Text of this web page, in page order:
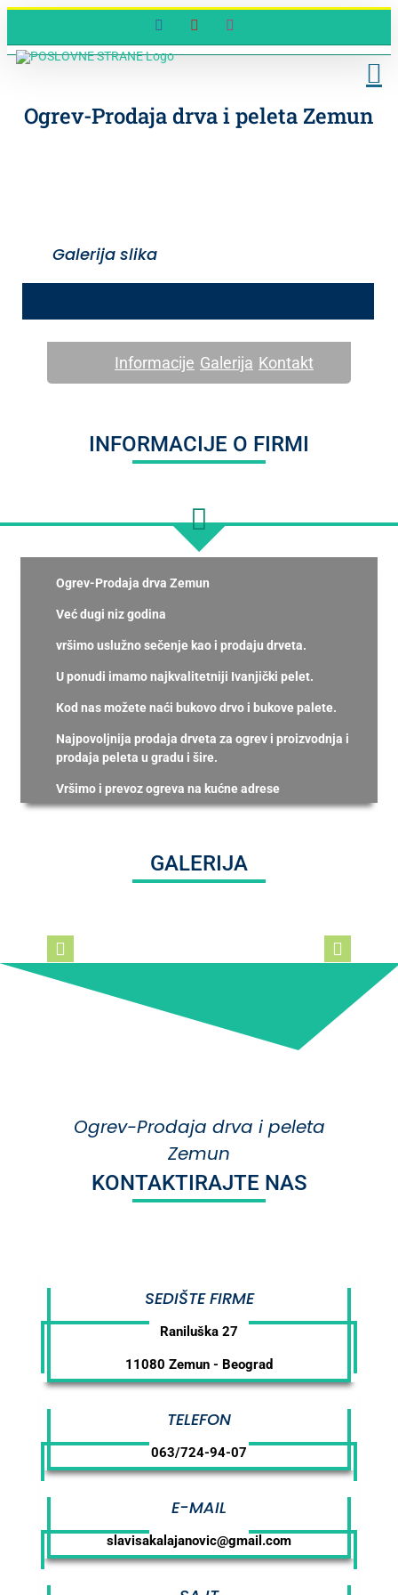
content
FacebookYouTube
Ogrev-Prodaja drva i peleta Zemun
Galerija slika
Informacije Galerija Kontakt
INFORMACIJE O FIRMI
Ogrev-Prodaja drva Zemun
Već dugi niz godina
vršimo uslužno sečenje kao i prodaju drveta.
U ponudi imamo najkvalitetniji Ivanjički pelet.
Kod nas možete naći bukovo drvo i bukove palete.
Najpovoljnija prodaja drveta za ogrev i proizvodnja i
prodaja peleta u gradu i šire.
Vršimo i prevoz ogreva na kućne adrese
GALERIJA
Ogrev-Prodaja drva i peleta
Zemun
KONTAKTIRAJTE NAS
SEDIŠTE FIRME
Raniluška 27
11080 Zemun - Beograd
TELEFON
063/724-94-07
E-MAIL
slavisakalajanovic@gmail.com